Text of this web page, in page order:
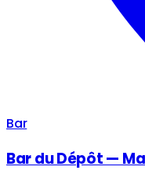
Bar
Bar du Dépôt —